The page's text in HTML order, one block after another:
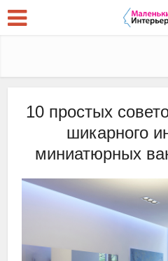
10 простых
шикарного
миниатюрных